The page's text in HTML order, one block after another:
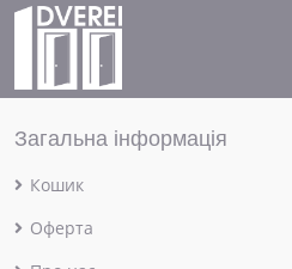
Загальна інформація
Кошик
Оферта